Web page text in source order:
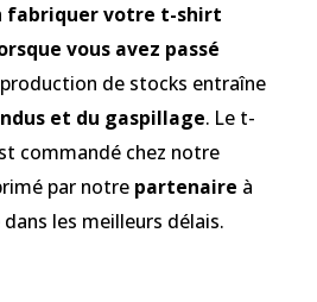
fabriquer votre t-shirt
vous avez passé
de stocks entraîne
et du gaspillage. Le t-
commandé chez notre
par notre partenaire à
les meilleurs délais.